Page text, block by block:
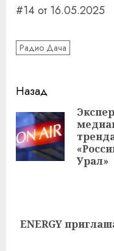
#14 от 16.05.2025
Радио Дача
Навигация
записи
Назад
Урал»
Следующая
ENERGY